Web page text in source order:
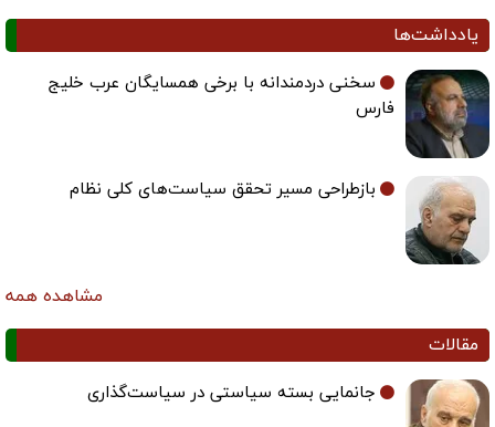
یادداشت‌ها
سخنی دردمندانه با برخی همسایگان عرب خلیج
فارس
بازطراحی مسیر تحقق سیاست‌های کلی نظام
مشاهده همه
مقالات
جانمایی بسته سیاستی در سیاست‌گذاری